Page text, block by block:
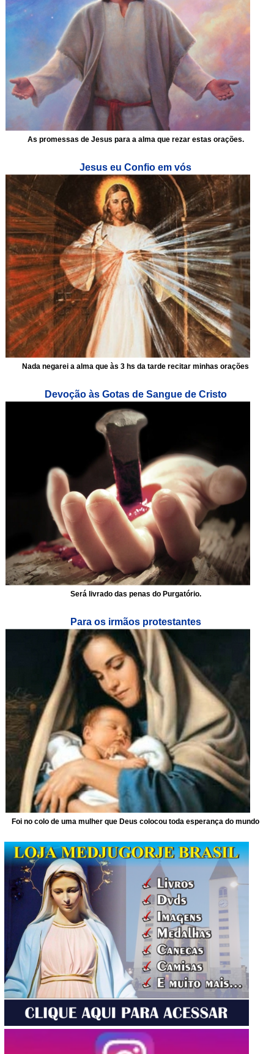
As promessas de Jesus para a alma que rezar estas orações.
Jesus eu Confio em vós
Nada negarei a alma que às 3 hs da tarde recitar minhas orações
Devoção às Gotas de Sangue de Cristo
Será livrado das penas do Purgatório.
Para os irmãos protestantes
Foi no colo de uma mulher que Deus colocou toda esperança do mundo